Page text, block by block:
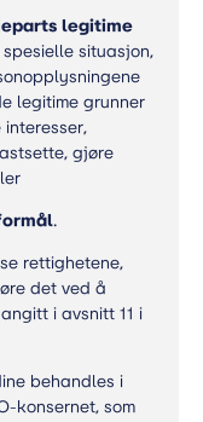
legitime
situasjon,
legitime grunner
gjøre
.
rettighetene,
det ved å
i avsnitt 11 i
behandles i
konsernet, som